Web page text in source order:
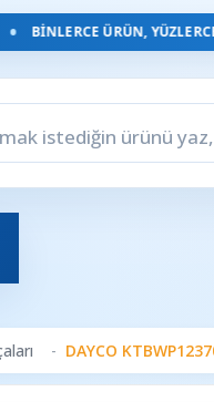
BINLERCE ÜRÜN, YÜZLERCE
DAYCO